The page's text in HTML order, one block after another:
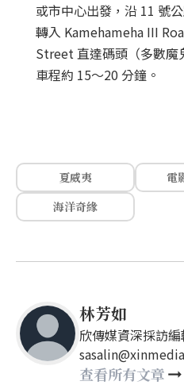
或市中心出發，沿 11 號
轉入 Kamehameha III
Street 直達碼頭（多數魔
車程約 15～20 分鐘。
夏威夷
電
海洋奇緣
林芳如
欣傳媒資深採訪編
查看所有文章